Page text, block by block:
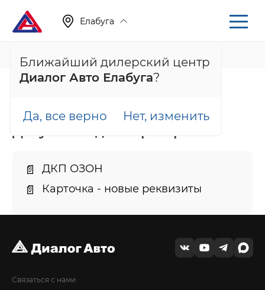
Елабуга
Ближайший дилерский центр
Диалог Авто Елабуга?
Да, все верно Нет, изменить
+7 (855) 222-05-71
Документы для партнеров
📄 ДКП ОЗОН
📄 Карточка - новые реквизиты
Связаться с нами